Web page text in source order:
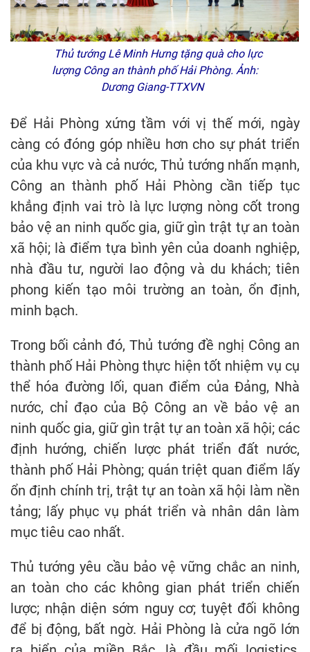
Thủ tướng Lê Minh Hưng tặng quà cho lực
lượng Công an thành phố Hải Phòng. Ảnh:
Dương Giang-TTXVN
Để Hải Phòng xứng tầm với vị thế mới, ngày
càng có đóng góp nhiều hơn cho sự phát triển
của khu vực và cả nước, Thủ tướng nhấn mạnh,
Công an thành phố Hải Phòng cần tiếp tục
khẳng định vai trò là lực lượng nòng cốt trong
bảo vệ an ninh quốc gia, giữ gìn trật tự an toàn
xã hội; là điểm tựa bình yên của doanh nghiệp,
nhà đầu tư, người lao động và du khách; tiên
phong kiến tạo môi trường an toàn, ổn định,
minh bạch.
Trong bối cảnh đó, Thủ tướng đề nghị Công an
thành phố Hải Phòng thực hiện tốt nhiệm vụ cụ
thể hóa đường lối, quan điểm của Đảng, Nhà
nước, chỉ đạo của Bộ Công an về bảo vệ an
ninh quốc gia, giữ gìn trật tự an toàn xã hội; các
định hướng, chiến lược phát triển đất nước,
thành phố Hải Phòng; quán triệt quan điểm lấy
ổn định chính trị, trật tự an toàn xã hội làm nền
tảng; lấy phục vụ phát triển và nhân dân làm
mục tiêu cao nhất.
Thủ tướng yêu cầu bảo vệ vững chắc an ninh,
an toàn cho các không gian phát triển chiến
lược; nhận diện sớm nguy cơ; tuyệt đối không
để bị động, bất ngờ. Hải Phòng là cửa ngõ lớn